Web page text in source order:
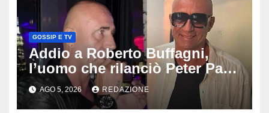
GOSSIP E TV
Addio a Roberto Buffagni,
l’uomo che rilanciò Peter Pan
e Villa delle Rose: aveva 59
anni
AGO 5, 2026 REDAZIONE